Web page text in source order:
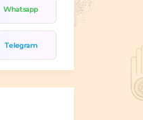
Whatsapp
Telegram